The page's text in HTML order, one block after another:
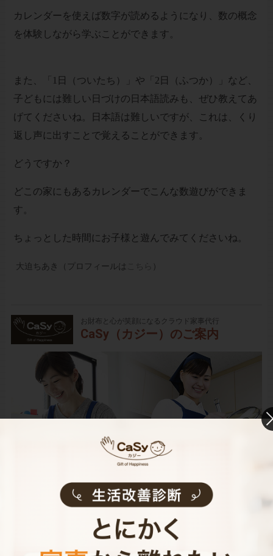
カレンダーを使えば数字が読めるようになり、数の概念
を体験しながら学ぶことができます。
また、「1日（ついたち）」や「2日（ふつか）」など、
子どもには難しい日づけの日本語読みも、ぜひ教えてあ
げてくださいね。日本語は難しいですが、これは、くり
返し声に出すことで覚えることができます。
どうですか？
どこの家にもあるカレンダーでこんな数遊びができま
す。
ちょっとした時間にお子様と遊んでみてくださいね。
大迫ちあき（プロフィールは ）
お財布と心が笑顔になるクラウド家事代行
CaSy（カジー）のご案内
タン･便利･あんしんなお掃除代行･お料理代行サービスで